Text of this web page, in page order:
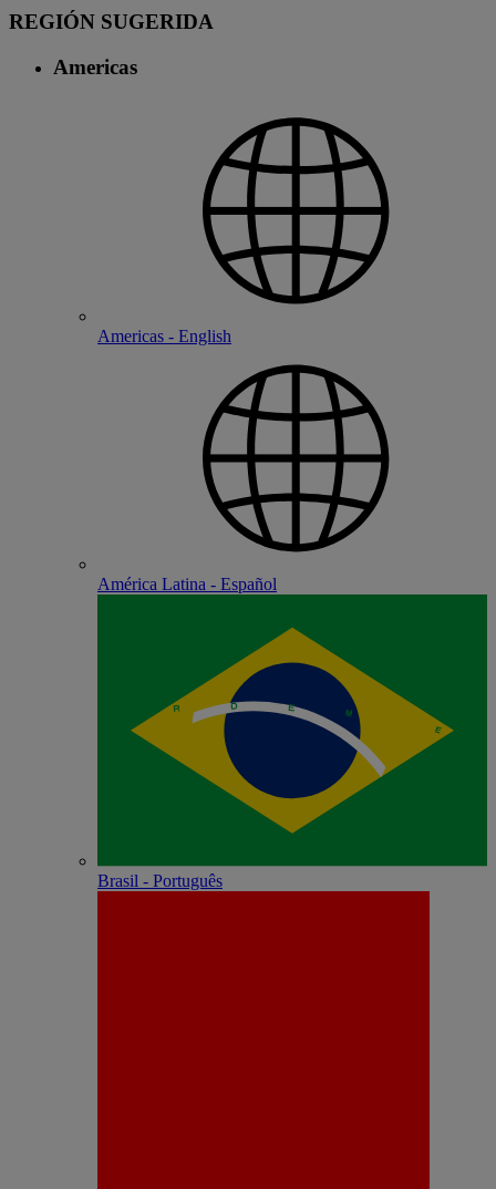
REGIÓN SUGERIDA
Americas
Americas - English
América Latina - Español
Brasil - Português